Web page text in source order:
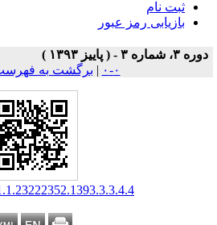
ثبت نام
بازیابی رمز عبور
دوره ۳، شماره ۳ - ( پاييز ۱۳۹۳ )
| برگشت به فهرست